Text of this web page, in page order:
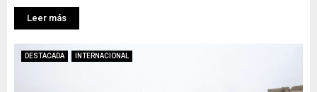
Leer más
DESTACADA INTERNACIONAL